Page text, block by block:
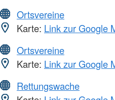
Ortsvereine
Karte: Link zur Google
Ortsvereine
Karte: Link zur Google
Rettungswache